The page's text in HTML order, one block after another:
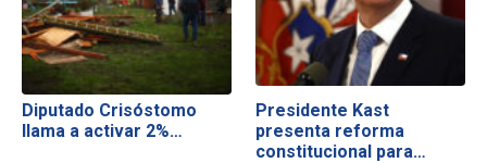
Diputado Crisóstomo
llama a activar 2%…
Presidente Kast
presenta reforma
constitucional para…